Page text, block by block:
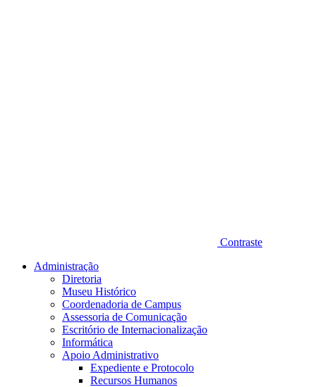
Contraste
Administração
Diretoria
Museu Histórico
Coordenadoria de Campus
Assessoria de Comunicação
Escritório de Internacionalização
Informática
Apoio Administrativo
Expediente e Protocolo
Recursos Humanos